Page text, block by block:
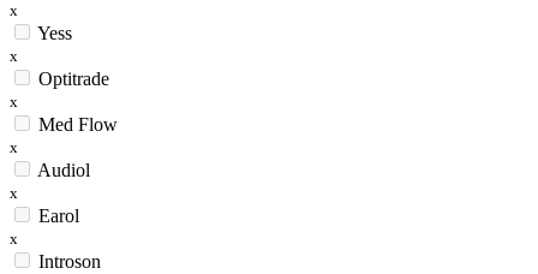
x
Yess
x
Optitrade
x
Med Flow
x
Audiol
x
Earol
x
Introson